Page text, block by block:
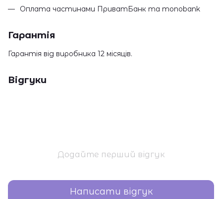
Оплата частинами ПриватБанк та monobank
Гарантія
Гарантія від виробника 12 місяців.
Відгуки
Додайте перший відгук
Написати відгук